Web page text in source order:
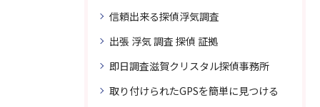
信頼出来る探偵浮気調査
出張 浮気 調査 探偵 証拠
即日調査滋賀クリスタル探偵事務所
取り付けられたGPSを簡単に見つける